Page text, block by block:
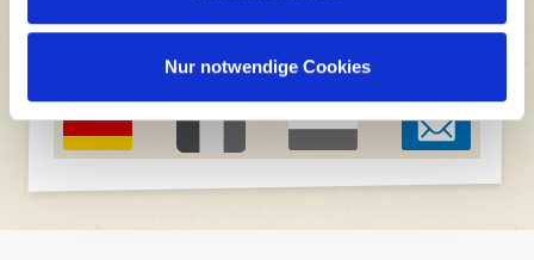
Nur notwendige Cookies
kontaktieren Sie uns per E-Mail.